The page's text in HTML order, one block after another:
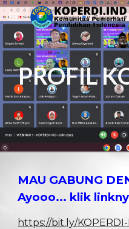
Skip to main content
PROFIL
MAU GABUNG
Ayooo... klik
https://bit.ly/